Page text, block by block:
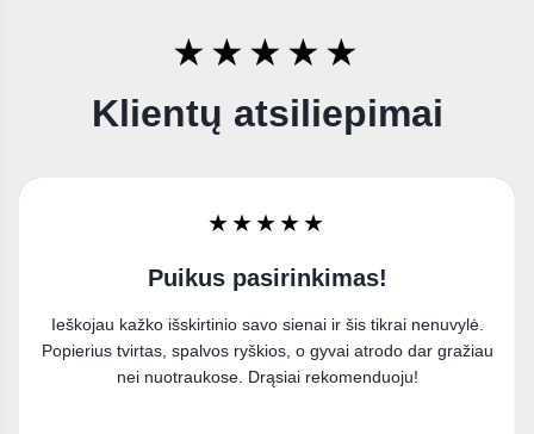
★★★★★
Klientų atsiliepimai
★★★★★
Labai džiaugiuosi
Užsisakiau paveikslą ant drobės ir esu labai patenkinta
pirkiniu. Puikiai įsilieja į mano interjerą.